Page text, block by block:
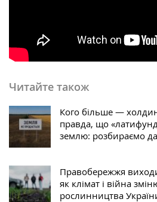
Читайте також
Кого більше —
правда, що
землю: розбираємо
Правобережжя
як клімат і війна
рослинництва